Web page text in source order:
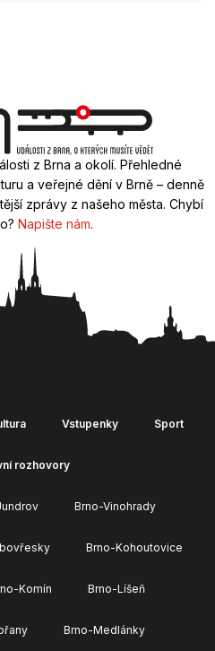
z Brna a okolí. Přehledné
a veřejné dění v Brně – denně
zprávy z našeho města. Chybí
Napište nám.
Vstupenky Sport
rozhovory
Brno-Vinohrady
Brno-Kohoutovice
Komín Brno-Líšeň
Brno-Medlánky